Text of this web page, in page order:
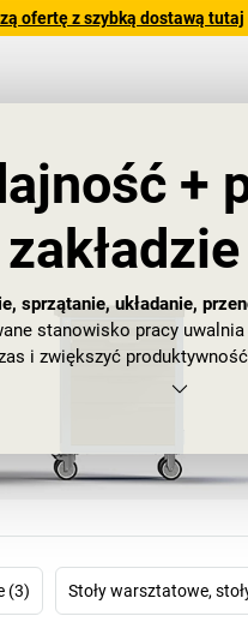
ofertę z szybką dostawą tutaj
+
sprzątanie, układanie,
stanowisko pracy
i zwiększyć
– chętnie zaprezentujemy
stanowisk pracy
dla większej
(3) Stoły warsztatowe,